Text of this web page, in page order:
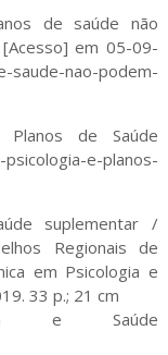
de saúde não
em 05-09-
nao-podem-
de Saúde
e-planos-
suplementar /
Regionais de
em Psicologia e
33 p.; 21 cm
e Saúde